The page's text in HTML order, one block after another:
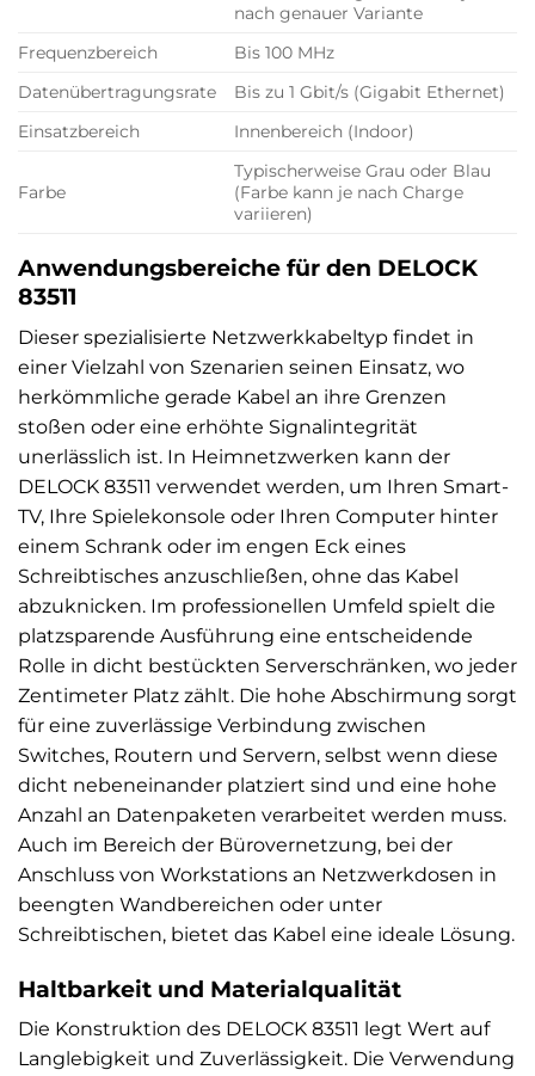
nach genauer Variante
Frequenzbereich
Bis 100 MHz
Datenübertragungsrate
Bis zu 1 Gbit/s (Gigabit Ethernet)
Einsatzbereich
Innenbereich (Indoor)
Farbe
Typischerweise Grau oder Blau
(Farbe kann je nach Charge
variieren)
Anwendungsbereiche für den DELOCK
83511
Dieser spezialisierte Netzwerkkabeltyp findet in
einer Vielzahl von Szenarien seinen Einsatz, wo
herkömmliche gerade Kabel an ihre Grenzen
stoßen oder eine erhöhte Signalintegrität
unerlässlich ist. In Heimnetzwerken kann der
DELOCK 83511 verwendet werden, um Ihren Smart-
TV, Ihre Spielekonsole oder Ihren Computer hinter
einem Schrank oder im engen Eck eines
Schreibtisches anzuschließen, ohne das Kabel
abzuknicken. Im professionellen Umfeld spielt die
platzsparende Ausführung eine entscheidende
Rolle in dicht bestückten Serverschränken, wo jeder
Zentimeter Platz zählt. Die hohe Abschirmung sorgt
für eine zuverlässige Verbindung zwischen
Switches, Routern und Servern, selbst wenn diese
dicht nebeneinander platziert sind und eine hohe
Anzahl an Datenpaketen verarbeitet werden muss.
Auch im Bereich der Bürovernetzung, bei der
Anschluss von Workstations an Netzwerkdosen in
beengten Wandbereichen oder unter
Schreibtischen, bietet das Kabel eine ideale Lösung.
Haltbarkeit und Materialqualität
Die Konstruktion des DELOCK 83511 legt Wert auf
Langlebigkeit und Zuverlässigkeit. Die Verwendung